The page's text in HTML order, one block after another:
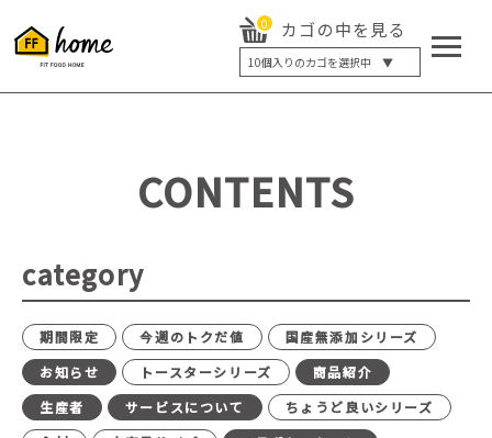
0 カゴの中を見る
10個入りのカゴを選択中 ▼
5個入り
20個入り
最大12%OFF
CONTENTS
category
期間限定 今週のトクだ値
国産無添加シリーズ
お知らせ
トースターシリーズ
商品紹介
生産者
サービスについて
ちょうど良いシリーズ